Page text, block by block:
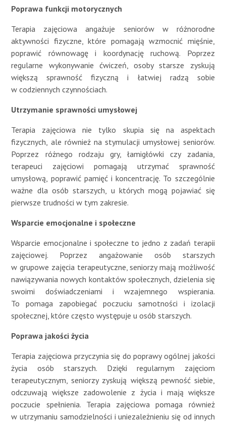
Poprawa funkcji motorycznych
Terapia zajęciowa angażuje seniorów w różnorodne
aktywności fizyczne, które pomagają wzmocnić mięśnie,
poprawić równowagę i koordynację ruchową. Poprzez
regularne wykonywanie ćwiczeń, osoby starsze zyskują
większą sprawność fizyczną i łatwiej radzą sobie
w codziennych czynnościach.
Utrzymanie sprawności umysłowej
Terapia zajęciowa nie tylko skupia się na aspektach
fizycznych, ale również na stymulacji umysłowej seniorów.
Poprzez różnego rodzaju gry, łamigłówki czy zadania,
terapeuci zajęciowi pomagają utrzymać sprawność
umysłową, poprawić pamięć i koncentrację. To szczególnie
ważne dla osób starszych, u których mogą pojawiać się
pierwsze trudności w tym zakresie.
Wsparcie emocjonalne i społeczne
Wsparcie emocjonalne i społeczne to jedno z zadań terapii
zajęciowej. Poprzez angażowanie osób starszych
w grupowe zajęcia terapeutyczne, seniorzy mają możliwość
nawiązywania nowych kontaktów społecznych, dzielenia się
swoimi doświadczeniami i wzajemnego wspierania.
To pomaga zapobiegać poczuciu samotności i izolacji
społecznej, które często występuje u osób starszych.
Poprawa jakości życia
Terapia zajęciowa przyczynia się do poprawy ogólnej jakości
życia osób starszych. Dzięki regularnym zajęciom
terapeutycznym, seniorzy zyskują większą pewność siebie,
odczuwają większe zadowolenie z życia i mają większe
poczucie spełnienia. Terapia zajęciowa pomaga również
w utrzymaniu samodzielności i uniezależnieniu się od innych